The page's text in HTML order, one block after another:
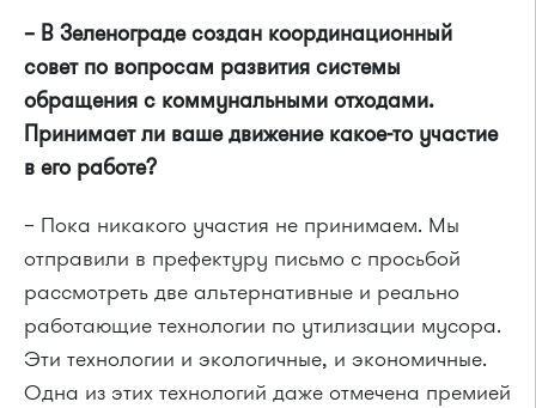
– В Зеленограде создан координационный
совет по вопросам развития системы
обращения с коммунальными отходами.
Принимает ли ваше движение какое-то участие
в его работе?
– Пока никакого участия не принимаем. Мы
отправили в префектуру письмо с просьбой
рассмотреть две альтернативные и реально
работающие технологии по утилизации мусора.
Эти технологии и экологичные, и экономичные.
Одна из этих технологий даже отмечена премией